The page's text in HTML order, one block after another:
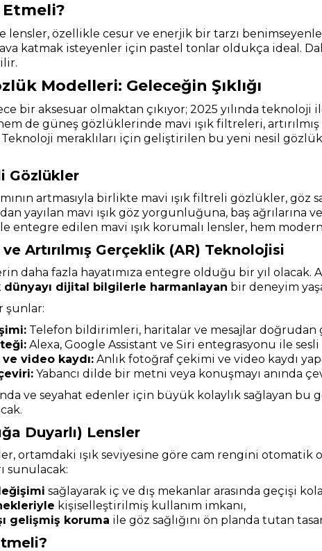
lensler, özellikle cesur ve enerjik bir tarzı
katmak isteyenler için pastel tonlar oldukça ideal.
Modelleri: Geleceğin Şıklığı
bir aksesuar olmaktan çıkıyor; 2025 yılında
de güneş gözlüklerinde mavi ışık filtreleri,
meraklıları için geliştirilen bu yeni nesil
Gözlükler
artmasıyla birlikte mavi ışık filtreli gözlükler, göz
yayılan mavi ışık göz yorgunluğuna, baş
entegre edilen mavi ışık korumalı lensler, hem
ve Artırılmış Gerçeklik (AR) Teknolojisi
daha fazla hayatımıza entegre olduğu bir yıl olacak.
dünyayı dijital bilgilerle harmanlayan bir deneyim
şunlar:
Telefon bildirimleri, haritalar ve mesajlar
Alexa, Google Assistant ve Siri entegrasyonu ile
video kaydı: Anlık fotoğraf çekimi ve video kaydı
Yabancı dilde bir metni veya konuşmayı anında
ve seyahat edenler için büyük kolaylık sağlayan bu
Duyarlı) Lensler
ortamdaki ışık seviyesine göre cam rengini otomatik
sunulacak:
sağlayarak iç ve dış mekanlar arasında geçişi
kişiselleştirilmiş kullanım imkanı,
gelişmiş koruma ile göz sağlığını ön planda tutan